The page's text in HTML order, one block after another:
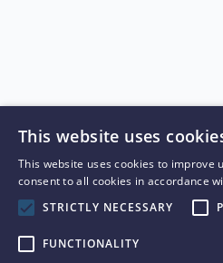
This website uses
This website uses cookies to improve
consent to all cookies in accordance
STRICTLY NECESSARY
FUNCTIONALITY